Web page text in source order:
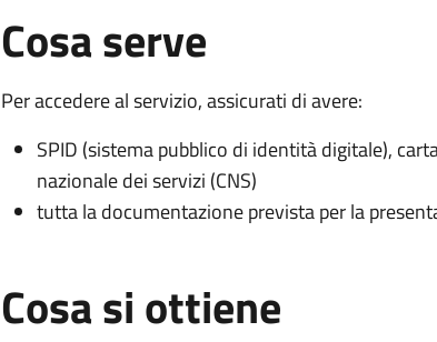
Cosa serve
Per accedere al servizio, assicurati di avere:
SPID (sistema pubblico di identità digitale),
nazionale dei servizi (CNS)
tutta la documentazione prevista per la
Cosa si ottiene